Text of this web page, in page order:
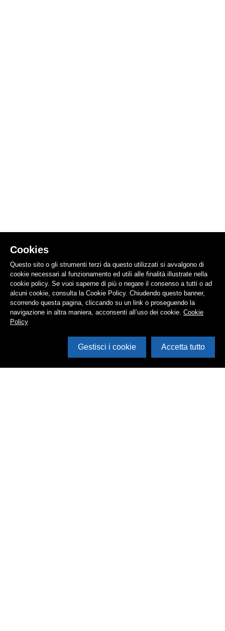
Cookies
Questo sito o gli strumenti terzi da questo utilizzati si avvalgono di
cookie necessari al funzionamento ed utili alle finalità illustrate nella
cookie policy. Se vuoi saperne di più o negare il consenso a tutti o ad
alcuni cookie, consulta la Cookie Policy. Chiudendo questo banner,
scorrendo questa pagina, cliccando su un link o proseguendo la
navigazione in altra maniera, acconsenti all’uso dei cookie. Cookie
Policy
Gestisci i cookie Accetta tutto